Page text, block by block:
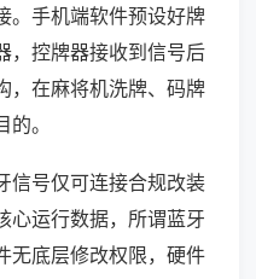
。手机端软件预设好牌
，控牌器接收到信号后
，在麻将机洗牌、码牌
。
信号仅可连接合规改装
心运行数据，所谓蓝牙
无底层修改权限，硬件